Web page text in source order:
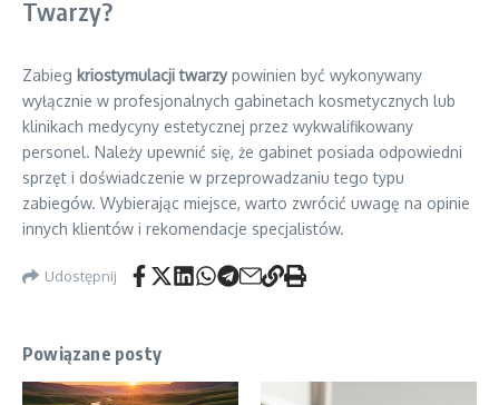
Twarzy?
Zabieg kriostymulacji twarzypowinien być wykonywany
wyłącznie w profesjonalnych gabinetach kosmetycznych lub
klinikach medycyny estetycznej przez wykwalifikowany
personel. Należy upewnić się, że gabinet posiada odpowiedni
sprzęt i doświadczenie w przeprowadzaniu tego typu
zabiegów. Wybierając miejsce, warto zwrócić uwagę na opinie
innych klientów i rekomendacje specjalistów.
Udostępnij
Powiązane posty